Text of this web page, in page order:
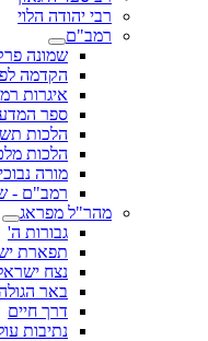
רבי יהודה הלוי
רמב"ם
שמונה
הקדמה
איגרות
ספר
הלכות
הלכות
מורה
רמב"ם -
מהר"ל מפראג
גבורות ה'
תפארת
נצח
באר
דרך חיים
נתיבות